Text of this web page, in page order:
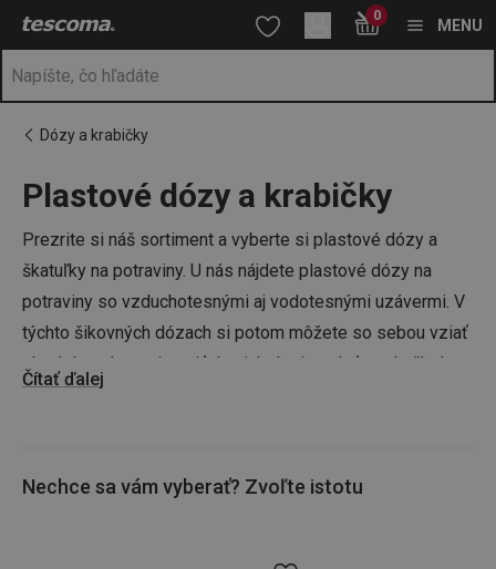
Nachádzate sa na stránke Plastové škatuľky a dózy na
Prejsť na hlavný obsah
Prejsť na vyhľadávanie
Prejsť na navigáciu 0
MENU
Dózy a krabičky
Plastové dózy a krabičky
Prezrite si náš sortiment a vyberte si plastové dózy a
škatuľky na potraviny. U nás nájdete plastové dózy na
potraviny so vzduchotesnými aj vodotesnými uzávermi. V
týchto šikovných dózach si potom môžete so sebou vziať
obed do práce, pripraviť do nich desiatu deťom do školy
alebo celej rodine na výlet.
náleve, aj na tieto účely môžete využiť škatuľky TESCOMA.
Čítať ďalej
Nechce sa vám vyberať? Zvoľte istotu